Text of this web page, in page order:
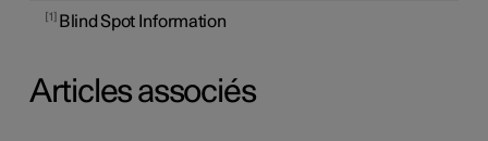
1 Blind Spot Information
Articles associés